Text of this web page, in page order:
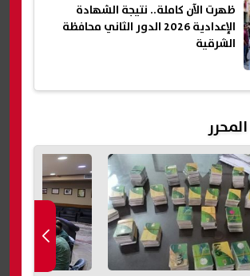
ظهرت الآن كاملة.. نتيجة الشهادة
الإعدادية 2026 الدور الثاني محافظة
الشرقية